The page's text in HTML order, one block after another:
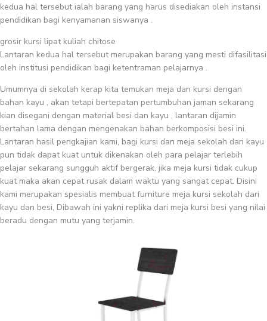
kedua hal tersebut ialah barang yang harus disediakan oleh instansi
pendidikan bagi kenyamanan siswanya .
grosir kursi lipat kuliah chitose
Lantaran kedua hal tersebut merupakan barang yang mesti difasilitasi
oleh institusi pendidikan bagi ketentraman pelajarnya .
Umumnya di sekolah kerap kita temukan meja dan kursi dengan
bahan kayu , akan tetapi bertepatan pertumbuhan jaman sekarang
kian disegani dengan material besi dan kayu , lantaran dijamin
bertahan lama dengan mengenakan bahan berkomposisi besi ini.
Lantaran hasil pengkajian kami, bagi kursi dan meja sekolah dari kayu
pun tidak dapat kuat untuk dikenakan oleh para pelajar terlebih
pelajar sekarang sungguh aktif bergerak, jika meja kursi tidak cukup
kuat maka akan cepat rusak dalam waktu yang sangat cepat. Disini
kami merupakan spesialis membuat furniture meja kursi sekolah dari
kayu dan besi, Dibawah ini yakni replika dari meja kursi besi yang nilai
beradu dengan mutu yang terjamin.